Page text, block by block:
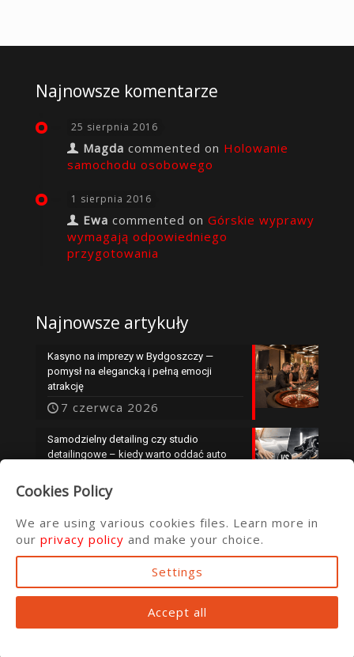
Najnowsze komentarze
25 sierpnia 2016
Magda commented on Holowanie
samochodu osobowego
1 sierpnia 2016
Ewa commented on Górskie wyprawy
wymagają odpowiedniego
przygotowania
Najnowsze artykuły
Kasyno na imprezy w Bydgoszczy —
pomysł na elegancką i pełną emocji
atrakcję
7 czerwca 2026
Samodzielny detailing czy studio
detailingowe – kiedy warto oddać auto
25 maja 2026
© 2016 ata.com.pl
Cookies Policy
We are using various cookies files. Learn more in
our privacy policy and make your choice.
Settings
Accept all